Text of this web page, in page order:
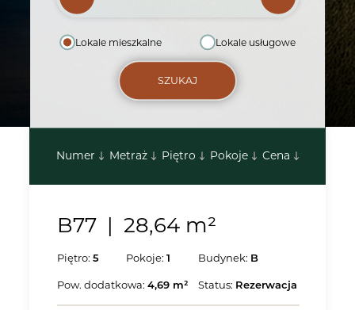
Lokale mieszkalne Lokale usługowe
SZUKAJ
Numer Piętro Pokoje
Metraż Cena
B77 | 28,64 m²
Piętro: 5 Pokoje:1 Budynek: B
Pow. dodatkowa: 4,69 m² Status: Rezerwacja